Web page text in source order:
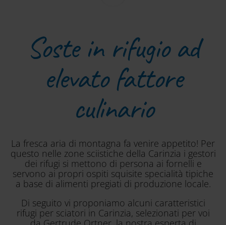
Soste in rifugio ad
elevato fattore
culinario
La fresca aria di montagna fa venire appetito! Per
questo nelle zone sciistiche della Carinzia i gestori
dei rifugi si mettono di persona ai fornelli e
servono ai propri ospiti squisite specialità tipiche
a base di alimenti pregiati di produzione locale.
Di seguito vi proponiamo alcuni caratteristici
rifugi per sciatori in Carinzia, selezionati per voi